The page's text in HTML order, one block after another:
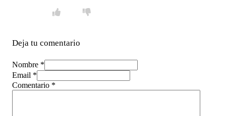
Deja tu comentario
Nombre *
Email *
Comentario *